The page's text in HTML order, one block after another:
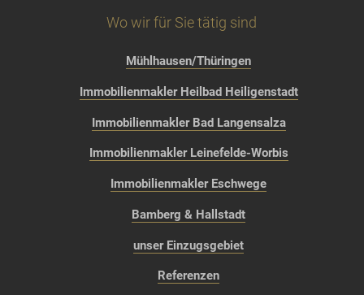
Wo wir für Sie tätig sind
Mühlhausen/Thüringen
Immobilienmakler Heilbad Heiligenstadt
Immobilienmakler Bad Langensalza
Immobilienmakler Leinefelde-Worbis
Immobilienmakler Eschwege
Bamberg & Hallstadt
unser Einzugsgebiet
Referenzen